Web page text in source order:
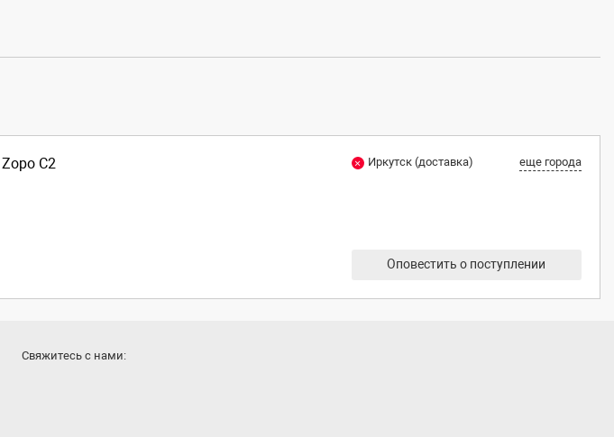
C2 Иркутск (доставка) еще города
Оповестить о поступлении
Cвяжитесь с нами: